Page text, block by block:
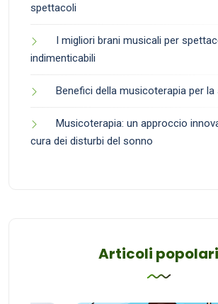
spettacoli
I migliori brani musicali per
indimenticabili
Benefici della musicoterapia per
Musicoterapia: un approccio
cura dei disturbi del sonno
Articoli popolari